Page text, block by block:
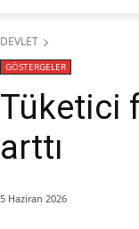
DEVLET
GÖSTERGELER
Tüketici
arttı
5 Haziran 2026